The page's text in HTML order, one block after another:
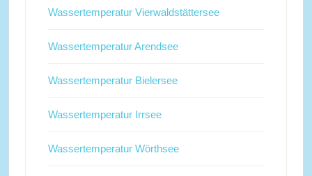
Wassertemperatur Vierwaldstättersee
Wassertemperatur Arendsee
Wassertemperatur Bielersee
Wassertemperatur Irrsee
Wassertemperatur Wörthsee